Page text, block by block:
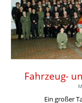
Fahrzeug-
Ein großer